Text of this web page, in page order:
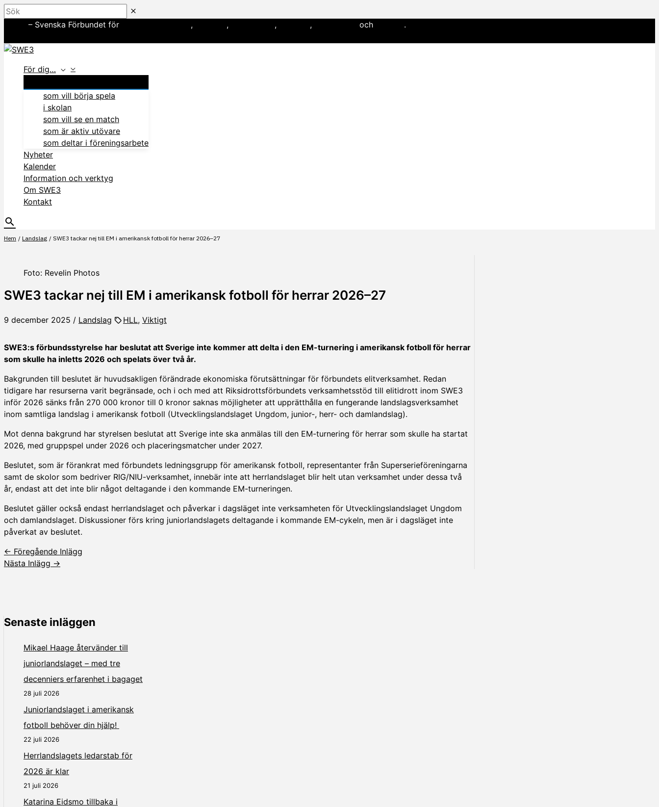
Hoppa
till
Sök
– Svenska Förbundet för , , , , och .
För dig…
som vill börja spela
i skolan
som vill se en match
som är aktiv utövare
som deltar i föreningsarbete
Nyheter
Kalender
Information och verktyg
Om SWE3
Kontakt
Hem Landslag SWE3 tackar nej till EM i amerikansk fotboll för herrar 2026–27
Foto: Revelin Photos
SWE3 tackar nej till EM i amerikansk fotboll för herrar 2026–27
9 december 2025 / Landslag HLL, Viktigt
SWE3:s förbundsstyrelse har beslutat att Sverige inte kommer att delta i den EM-turnering i amerikansk fotboll för herrar
som skulle ha inletts 2026 och spelats över två år.
Bakgrunden till beslutet är huvudsakligen förändrade ekonomiska förutsättningar för förbundets elitverksamhet. Redan
tidigare har resurserna varit begränsade, och i och med att Riksidrottsförbundets verksamhetsstöd till elitidrott inom SWE3
inför 2026 sänks från 270 000 kronor till 0 kronor saknas möjligheter att upprätthålla en fungerande landslagsverksamhet
inom samtliga landslag i amerikansk fotboll (Utvecklingslandslaget Ungdom, junior-, herr- och damlandslag).
Mot denna bakgrund har styrelsen beslutat att Sverige inte ska anmälas till den EM-turnering för herrar som skulle ha startat
2026, med gruppspel under 2026 och placeringsmatcher under 2027.
Beslutet, som är förankrat med förbundets ledningsgrupp för amerikansk fotboll, representanter från Superserieföreningarna
samt de skolor som bedriver RIG/NIU-verksamhet, innebär inte att herrlandslaget blir helt utan verksamhet under dessa två
år, endast att det inte blir något deltagande i den kommande EM-turneringen.
Beslutet gäller också endast herrlandslaget och påverkar i dagsläget inte verksamheten för Utvecklingslandslaget Ungdom
och damlandslaget. Diskussioner förs kring juniorlandslagets deltagande i kommande EM-cykeln, men är i dagsläget inte
påverkat av beslutet.
← Föregående Inlägg
Nästa Inlägg →
Senaste inläggen
Mikael Haage återvänder till
juniorlandslaget – med tre
decenniers erfarenhet i bagaget
28 juli 2026
Juniorlandslaget i amerikansk
fotboll behöver din hjälp!
22 juli 2026
Herrlandslagets ledarstab för
2026 är klar
21 juli 2026
Katarina Eidsmo tillbaka i